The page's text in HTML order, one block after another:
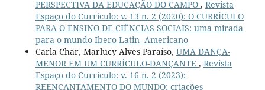
PERSPECTIVA DA EDUCAÇÃO DO CAMPO , Revista
Espaço do Currículo: v. 13 n. 2 (2020): O CURRÍCULO
PARA O ENSINO DE CIÊNCIAS SOCIAIS: uma mirada
para o mundo Ibero Latin- Americano
Carla Char, Marlucy Alves Paraíso, UMA DANÇA-
MENOR EM UM CURRÍCULO-DANÇANTE , Revista
Espaço do Currículo: v. 16 n. 2 (2023):
REENCANTAMENTO DO MUNDO: criações